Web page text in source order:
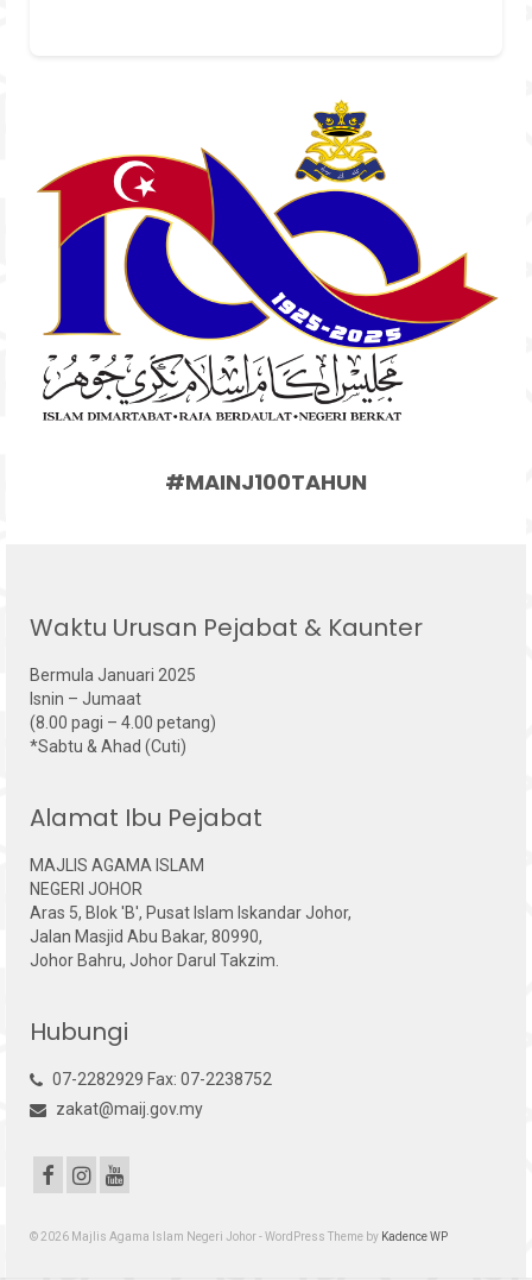
#MAINJ100TAHUN
Waktu Urusan Pejabat & Kaunter
Bermula Januari 2025
Isnin – Jumaat
(8.00 pagi – 4.00 petang)
*Sabtu & Ahad (Cuti)
Alamat Ibu Pejabat
MAJLIS AGAMA ISLAM
NEGERI JOHOR
Aras 5, Blok 'B', Pusat Islam Iskandar Johor,
Jalan Masjid Abu Bakar, 80990,
Johor Bahru, Johor Darul Takzim.
Hubungi
07-2282929 Fax: 07-2238752
zakat@maij.gov.my
© 2026 Majlis Agama Islam Negeri Johor - WordPress Theme by Kadence WP